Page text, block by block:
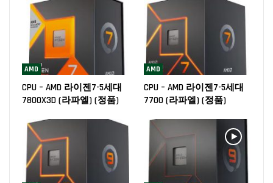
AMD
CPU – AMD 라이젠7-5세대
7800X3D (라파엘) (정품)
AMD
CPU – AMD 라이젠7-5세대
7700 (라파엘) (정품)